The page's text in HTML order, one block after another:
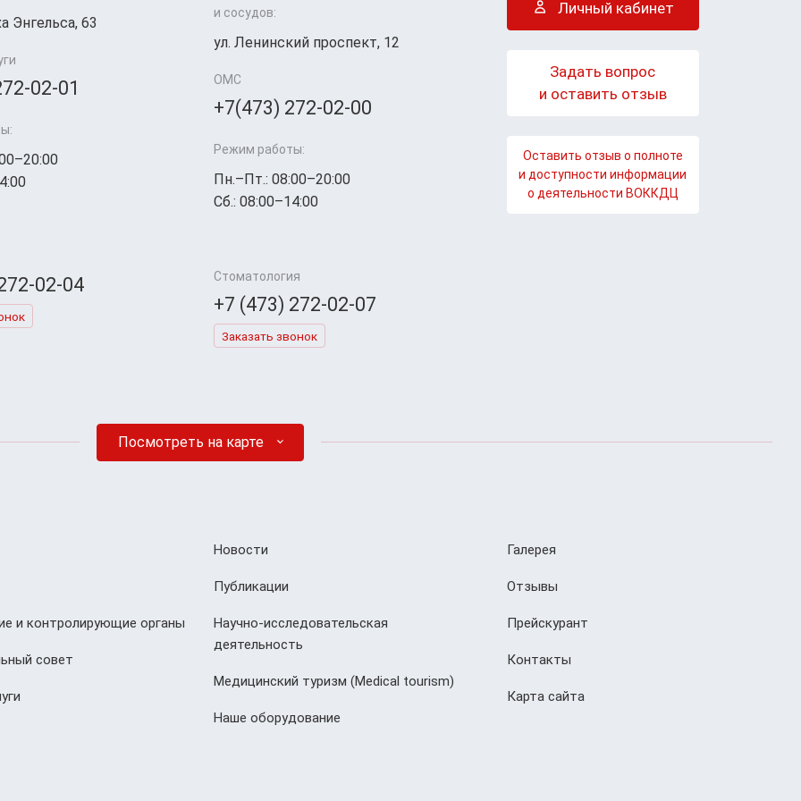
Энгельса, 63
02-01
02-04
и сосудов:
ул. Ленинский проспект, 12
ОМС
+7(473) 272-02-00
Режим работы:
Пн.–Пт.: 08:00–20:00
Сб.: 08:00–14:00
Стоматология
+7 (473) 272-02-07
Заказать звонок
Личный кабинет
Задать вопрос
и оставить отзыв
Оставить отзыв о полноте
и доступности информации
о деятельности ВОККДЦ
Посмотреть на карте
и контролирующие органы
совет
Новости
Публикации
Научно-исследовательская
деятельность
Медицинский туризм (Мedical tourism)
Наше оборудование
Галерея
Отзывы
Прейскурант
Контакты
Карта сайта